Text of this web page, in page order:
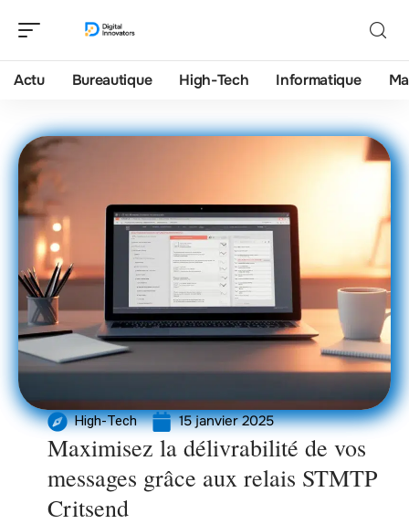
Actu Bureautique High-Tech Informatique
High-Tech 15 janvier 2025
Maximisez la délivrabilité de vos
messages grâce aux relais STMTP
Critsend